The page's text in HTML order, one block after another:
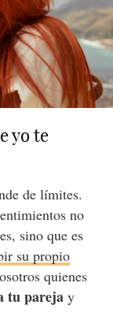
yo te
de límites.
no
sino que es
su propio
quienes
tu parejay